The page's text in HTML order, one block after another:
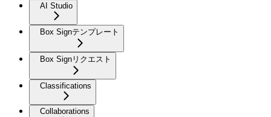
AI Studio
Box Signテンプレート
Box Signリクエスト
Classifications
Collaborations